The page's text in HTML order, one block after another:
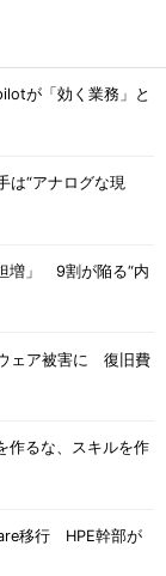
が「効く業務」と
は“アナログな現
増」 9割が陥る“内
ェア被害に 復旧費
作るな、スキルを作
移行 HPE幹部が